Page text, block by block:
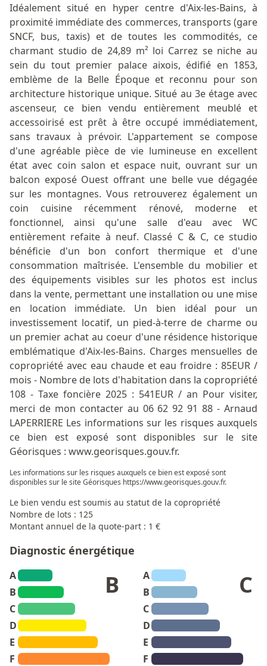
Idéalement situé en hyper centre d'Aix-les-Bains, à
proximité immédiate des commerces, transports (gare
SNCF, bus, taxis) et de toutes les commodités, ce
charmant studio de 24,89 m² loi Carrez se niche au
sein du tout premier palace aixois, édifié en 1853,
emblème de la Belle Époque et reconnu pour son
architecture historique unique. Situé au 3e étage avec
ascenseur, ce bien vendu entièrement meublé et
accessoirisé est prêt à être occupé immédiatement,
sans travaux à prévoir. L'appartement se compose
d'une agréable pièce de vie lumineuse en excellent
état avec coin salon et espace nuit, ouvrant sur un
balcon exposé Ouest offrant une belle vue dégagée
sur les montagnes. Vous retrouverez également un
coin cuisine récemment rénové, moderne et
fonctionnel, ainsi qu'une salle d'eau avec WC
entièrement refaite à neuf. Classé C & C, ce studio
bénéficie d'un bon confort thermique et d'une
consommation maîtrisée. L'ensemble du mobilier et
des équipements visibles sur les photos est inclus
dans la vente, permettant une installation ou une mise
en location immédiate. Un bien idéal pour un
investissement locatif, un pied-à-terre de charme ou
un premier achat au coeur d'une résidence historique
emblématique d'Aix-les-Bains. Charges mensuelles de
copropriété avec eau chaude et eau froidre : 85EUR /
mois - Nombre de lots d'habitation dans la copropriété
108 - Taxe foncière 2025 : 541EUR / an Pour visiter,
merci de mon contacter au 06 62 92 91 88 - Arnaud
LAPERRIERE Les informations sur les risques auxquels
ce bien est exposé sont disponibles sur le site
Géorisques : www.georisques.gouv.fr.
Les informations sur les risques auxquels ce bien est exposé sont
disponibles sur le site Géorisques https://www.georisques.gouv.fr.
Le bien vendu est soumis au statut de la copropriété
Nombre de lots : 125
Montant annuel de la quote-part : 1 €
Diagnostic énergétique
A
B
C
D
E
F
B
A
B
C
D
E
F
C